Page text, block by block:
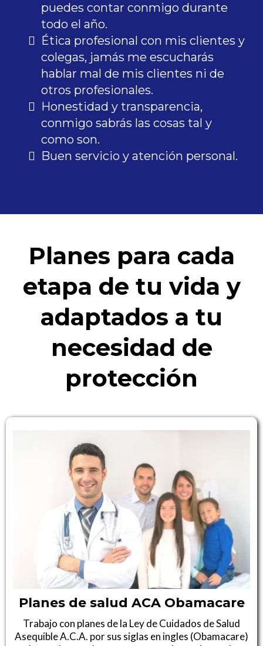
puedes contar conmigo durante
todo el año.
Ética profesional con mis clientes y
colegas, jamás me escucharás
hablar mal de mis clientes ni de
otros profesionales.
Honestidad y transparencia,
conmigo sabrás las cosas tal y
como son.
Buen servicio y atención personal.
Planes para cada
etapa de tu vida y
adaptados a tu
necesidad de
protección
Planes de salud ACA Obamacare
Trabajo con planes de la Ley de Cuidados de Salud
Asequible A.C.A. por sus siglas en ingles (Obamacare)